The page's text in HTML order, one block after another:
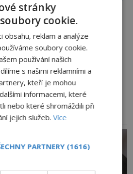
Komu patřil 140 milionů
„tančila“ záhadná
stránky
cookie.
obsahu, reklam a analýze
soubory cookie.
používání našich
s našimi reklamními a
kteří je mohou
informacemi, které
nebo které shromáždili při
jejich služeb.Více
PARTNERY (1616)